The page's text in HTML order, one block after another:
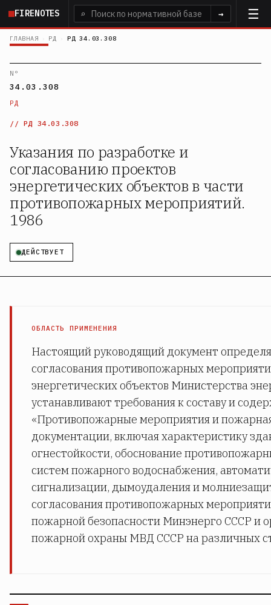
Перейти
основному
FIRENOTES ⌕ →
ГЛАВНАЯ › РД › РД 34.03.308
N°
34.03.308
РД
РД 34.03.308
Указания по разработке и
согласованию проектов
энергетических объектов в части
противопожарных мероприятий.
1986
ДЕЙСТВУЕТ
ОБЛАСТЬ ПРИМЕНЕНИЯ
Настоящий руководящий документ
согласования противопожарных
энергетических объектов Министерства
устанавливают требования к составу и
«Противопожарные мероприятия и
документации, включая характеристику
огнестойкости, обоснование
систем пожарного водоснабжения,
сигнализации, дымоудаления и
согласования противопожарных
пожарной безопасности Минэнерго СССР и
пожарной охраны МВД СССР на различных